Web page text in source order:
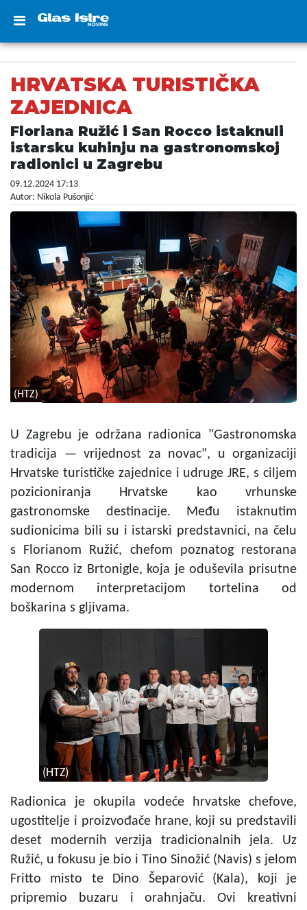
HRVATSKA TURISTIČKA
ZAJEDNICA
Floriana Ružić i San Rocco istaknuli
istarsku kuhinju na gastronomskoj
radionici u Zagrebu
09.12.2024 17:13
Autor: Nikola Pušonjić
(HTZ)
U Zagrebu je održana radionica "Gastronomska
tradicija — vrijednost za novac", u organizaciji
Hrvatske turističke zajednice i udruge JRE, s ciljem
pozicioniranja Hrvatske kao vrhunske
gastronomske destinacije. Među istaknutim
sudionicima bili su i istarski predstavnici, na čelu
s Florianom Ružić, chefom poznatog restorana
San Rocco iz Brtonigle, koja je oduševila prisutne
modernom interpretacijom tortelina od
boškarina s gljivama.
(HTZ)
Radionica je okupila vodeće hrvatske chefove,
ugostitelje i proizvođače hrane, koji su predstavili
deset modernih verzija tradicionalnih jela. Uz
Ružić, u fokusu je bio i Tino Sinožić (Navis) s jelom
Fritto misto te Dino Šeparović (Kala), koji je
pripremio buzaru i orahnjaču. Ovi kreativni